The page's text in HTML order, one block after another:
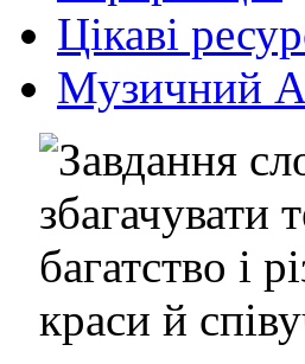
Цікаві
Музичний